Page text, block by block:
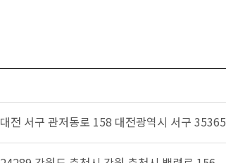
대전 서구 관저동로 158 대전광역시 서구 35365